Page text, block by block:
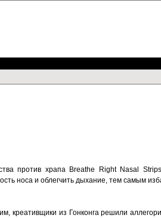
против храпа Breathe Right Nasal
носа и облегчить дыхание, тем самым
креативщики из Гонконга решили